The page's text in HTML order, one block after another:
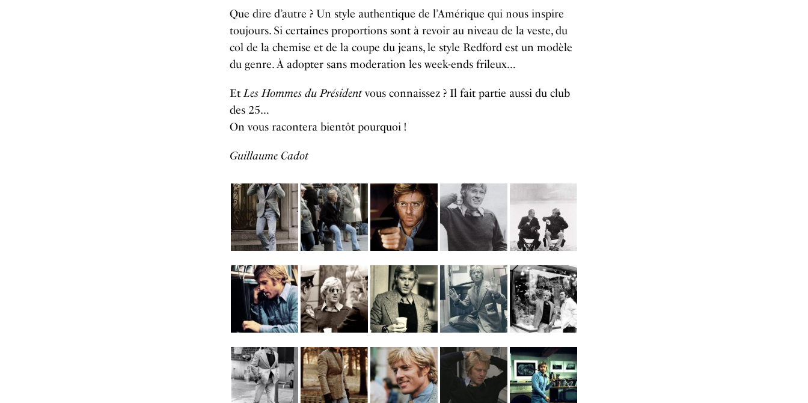
Que dire d’autre ? Un style authentique de l’Amérique qui nous inspire
toujours. Si certaines proportions sont à revoir au niveau de la veste, du
col de la chemise et de la coupe du jeans, le style Redford est un modèle
du genre. À adopter sans moderation les week-ends frileux…
EtLes Hommes du Présidentvous connaissez ? Il fait partie aussi du club
des 25…
On vous racontera bientôt pourquoi !
Guillaume Cadot